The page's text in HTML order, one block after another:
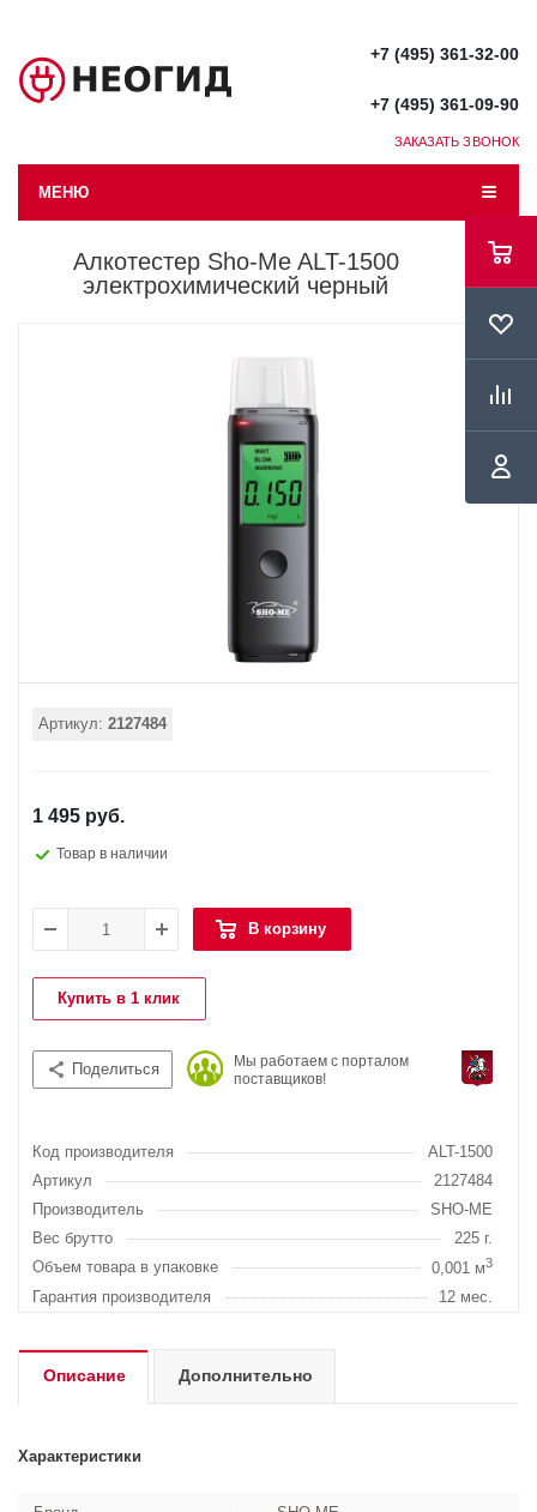
+7 (495) 361-32-00
+7 (495) 361-09-90
ЗАКАЗАТЬ ЗВОНОК
МЕНЮ
Алкотестер Sho-Me ALT-1500
электрохимический черный
Артикул: 2127484
1 495 руб.
Товар в наличии
В корзину
Купить в 1 клик
Поделиться
Мы работаем с порталом
поставщиков!
Код производителя
ALT-1500
Артикул
2127484
Производитель
SHO-ME
Вес брутто
225 г.
Объем товара в упаковке
0,001 м3
Гарантия производителя 12 мес.
Описание Дополнительно
Характеристики